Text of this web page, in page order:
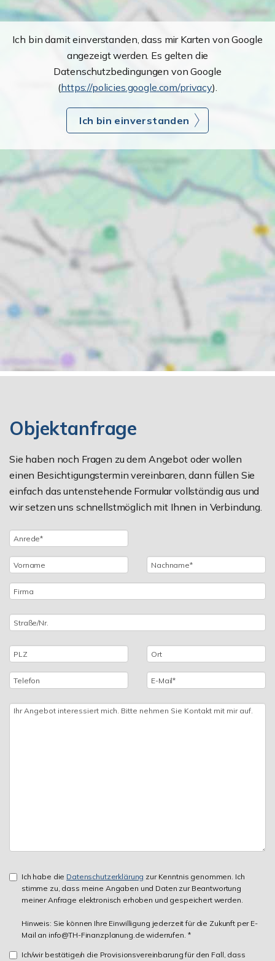
Ich bin damit einverstanden, dass mir Karten von Google
angezeigt werden. Es gelten die
Datenschutzbedingungen von Google
(https://policies.google.com/privacy).
Ich bin einverstanden
Objektanfrage
Sie haben noch Fragen zu dem Angebot oder wollen
einen Besichtigungstermin vereinbaren, dann füllen Sie
einfach das untenstehende Formular vollständig aus und
wir setzen uns schnellstmöglich mit Ihnen in Verbindung.
Ich habe die Datenschutzerklärung zur Kenntnis genommen. Ich
stimme zu, dass meine Angaben und Daten zur Beantwortung
meiner Anfrage elektronisch erhoben und gespeichert werden.
Hinweis: Sie können Ihre Einwilligung jederzeit für die Zukunft per E-
Mail an info@TH-Finanzplanung.de widerrufen. *
Ich/wir bestätige/n die Provisionsvereinbarung für den Fall, dass